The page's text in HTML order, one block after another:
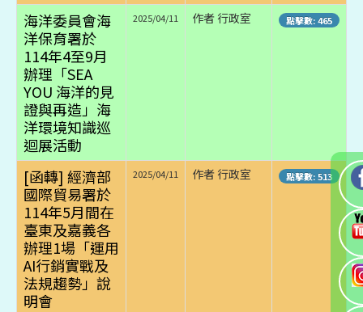
海洋委員會海
洋保育署於
114年4至9月
辦理「SEA
YOU 海洋的見
證與再造」海
洋環境知識巡
迴展活動
2025/04/11 作者 行政室 點擊數: 465
[函轉] 經濟部
國際貿易署於
114年5月間在
臺東及嘉義各
辦理1場「運用
AI行銷實戰及
法規趨勢」說
明會
2025/04/11 作者 行政室 點擊數: 513